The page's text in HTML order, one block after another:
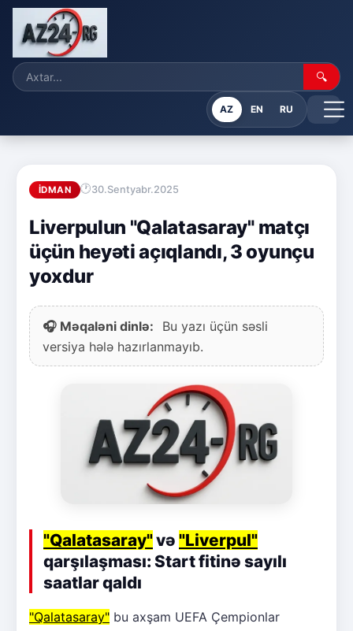
🔍
AZ EN RU
İDMAN 30.Sentyabr.2025
Liverpulun "Qalatasaray" matçı
üçün heyəti açıqlandı, 3 oyunçu
yoxdur
🎧 Məqaləni dinlə:
Bu yazı üçün səsli
versiya hələ hazırlanmayıb.
"Qalatasaray"və "Liverpul"
qarşılaşması: Start fitinə sayılı
saatlar qaldı
"Qalatasaray" bu axşam UEFA Çempionlar